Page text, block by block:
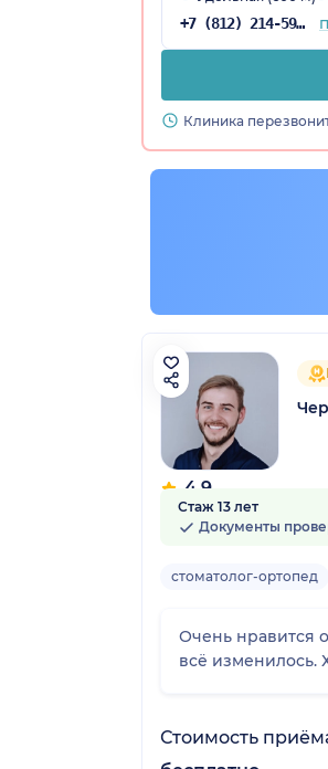
+7 (812) 214-59-31
Клиника
4.9
37 отзывов
Стаж 13 лет
Документы
стоматолог-ортопед
Очень нравится
Стоимость